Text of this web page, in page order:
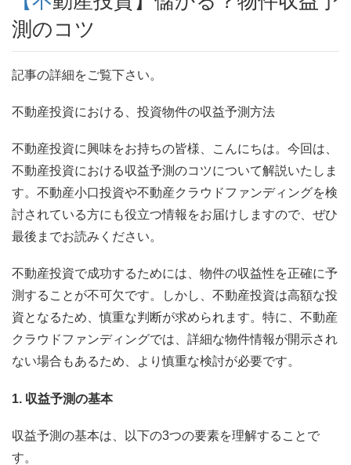
測のコツ
記事の詳細をご覧下さい。
不動産投資における、投資物件の収益予測方法
不動産投資に興味をお持ちの皆様、こんにちは。今回は、
不動産投資における収益予測のコツについて解説いたしま
す。不動産小口投資や不動産クラウドファンディングを検
討されている方にも役立つ情報をお届けしますので、ぜひ
最後までお読みください。
不動産投資で成功するためには、物件の収益性を正確に予
測することが不可欠です。しかし、不動産投資は高額な投
資となるため、慎重な判断が求められます。特に、不動産
クラウドファンディングでは、詳細な物件情報が開示され
ない場合もあるため、より慎重な検討が必要です。
1. 収益予測の基本
収益予測の基本は、以下の3つの要素を理解することで
す。